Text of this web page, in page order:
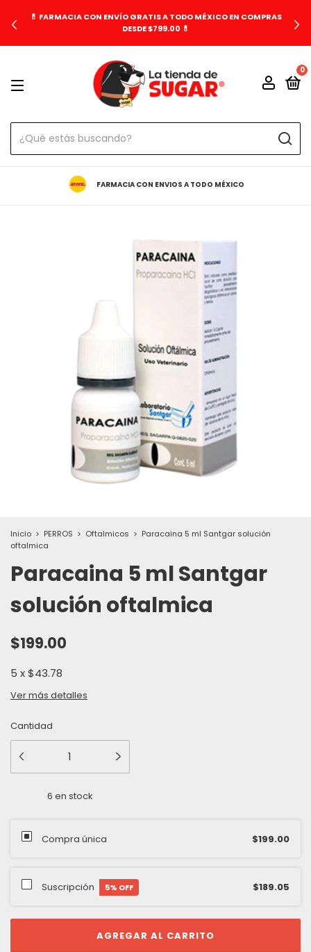
💊 FARMACIA CON ENVÍO GRATIS A TODO MÉXICO EN COMPRAS
DESDE $799.00 💊
0
FARMACIA CON ENVIOS A TODO MÉXICO
Inicio > PERROS > Oftalmicos > Paracaina 5 ml Santgar solución
oftalmica
Paracaina 5 ml Santgar
solución oftalmica
$199.00
5 x$43.78
Ver más detalles
Cantidad
6 en stock
Compra única $199.00
Suscripción 5% OFF $189.05